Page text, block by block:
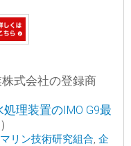
株式会社の登録商
理装置のIMO G9最
リン技術研究組合 企